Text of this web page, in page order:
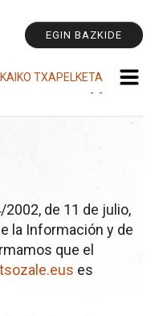
EGIN BAZKIDE
TXAPELKETA
- -
de 11 de julio,
la Información y de
que el
es